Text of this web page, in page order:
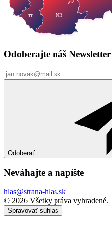
TT NR
Odoberajte náš Newsletter
Odoberať
Neváhajte a napíšte
hlas@strana-hlas.sk
©️ 2026 Všetky práva vyhradené.
Spravovať súhlas